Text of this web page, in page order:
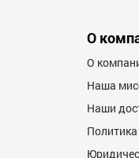
О
О
Наша
Наши